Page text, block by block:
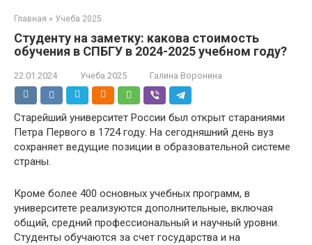
Главная » Учеба 2025
Студенту на заметку: какова стоимость
обучения в СПБГУ в 2024-2025 учебном году?
22.01.2024 Учеба 2025 Галина Воронина
Старейший университет России был открыт стараниями
Петра Первого в 1724 году. На сегодняшний день вуз
сохраняет ведущие позиции в образовательной системе
страны.
Кроме более 400 основных учебных программ, в
университете реализуются дополнительные, включая
общий, средний профессиональный и научный уровни.
Студенты обучаются за счет государства и на